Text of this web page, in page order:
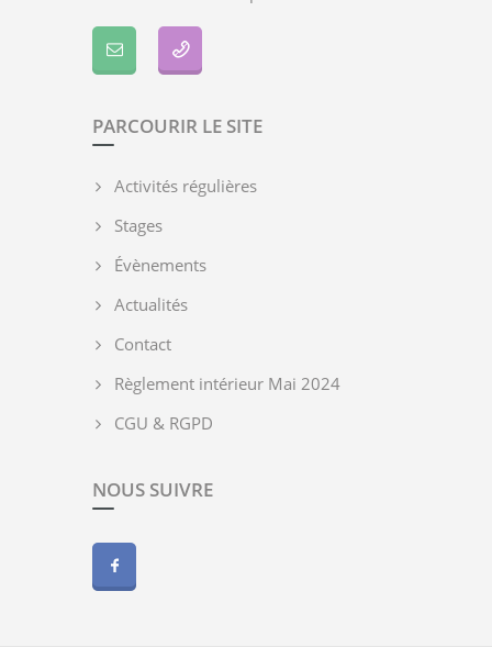
PARCOURIR LE SITE
Activités régulières
Stages
Évènements
Actualités
Contact
Règlement intérieur Mai 2024
CGU & RGPD
NOUS SUIVRE